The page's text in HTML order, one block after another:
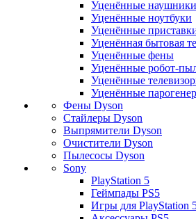
Уценённые наушники
Уценённые ноутбуки
Уценённые
Уценённая бытовая
Уценённые фены
Уценённые робот-
Уценённые
Уценённые
Фены Dyson
Стайлеры Dyson
Выпрямители Dyson
Очистители Dyson
Пылесосы Dyson
Sony
PlayStation 5
Геймпады PS5
Игры для PlayStation